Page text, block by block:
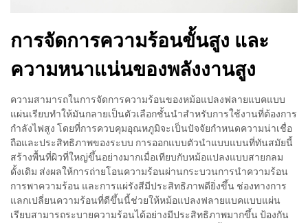
การจัดการความร้อนขั้นสูง และ
ความหนาแน่นของพลังงานสูง
ความสามารถในการจัดการความร้อนของหม้อแปลงฟลายแบคแบบ
แผ่นเรียบทำให้มันกลายเป็นตัวเลือกชั้นนำสำหรับการใช้งานที่ต้องการ
กำลังไฟสูง โดยที่การควบคุมอุณหภูมิจะเป็นปัจจัยกำหนดความน่าเชื่อ
ถือและประสิทธิภาพของระบบ การออกแบบตัวนำแบบแบนที่ทันสมัยนี้
สร้างพื้นที่ผิวที่ใหญ่ขึ้นอย่างมากเมื่อเทียบกับหม้อแปลงแบบสายกลม
ดั้งเดิม ส่งผลให้การถ่ายโอนความร้อนผ่านกระบวนการนำความร้อน
การพาความร้อน และการแผ่รังสีมีประสิทธิภาพดียิ่งขึ้น ช่องทางการ
แลกเปลี่ยนความร้อนที่ดีขึ้นนี้ช่วยให้หม้อแปลงฟลายแบคแบบแผ่น
เรียบสามารถระบายความร้อนได้อย่างมีประสิทธิภาพมากขึ้น ป้องกัน